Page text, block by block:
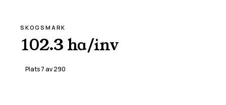
SKOGSMARK
102.3 ha/inv
Plats7 av290